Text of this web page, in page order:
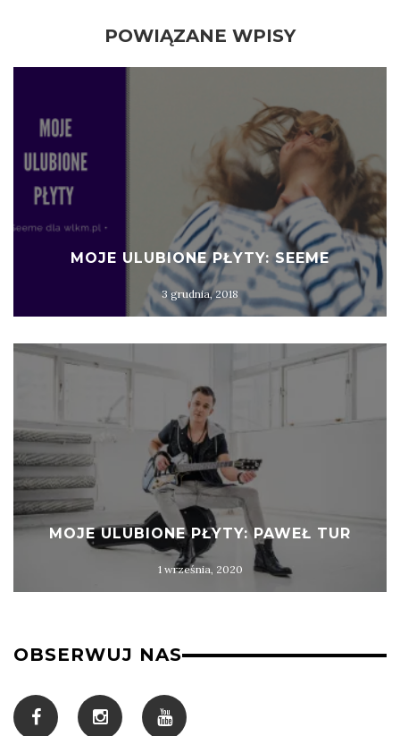
POWIĄZANE WPISY
MOJE ULUBIONE PŁYTY: SEEME
3 grudnia, 2018
MOJE ULUBIONE PŁYTY: PAWEŁ TUR
1 września, 2020
OBSERWUJ NAS